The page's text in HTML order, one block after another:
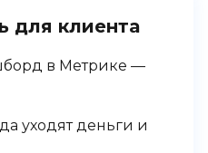
для клиента
в Метрике —
уходят деньги и